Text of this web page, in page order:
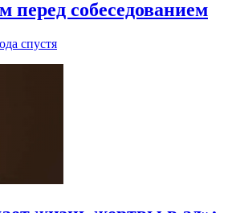
перед собеседованием
спустя